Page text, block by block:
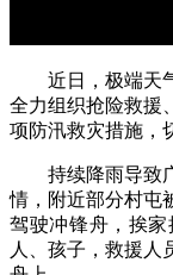
近日，极端天气
全力组织抢险救援
项防汛救灾措施，
持续降雨导致广
情，附近部分村屯
驾驶冲锋舟，挨
人、孩子，救援人